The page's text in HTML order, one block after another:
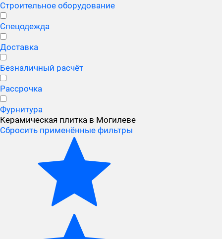
Строительное оборудование
Спецодежда
Доставка
Безналичный расчёт
Рассрочка
Фурнитура
Керамическая плитка в Могилеве
Сбросить применённые фильтры